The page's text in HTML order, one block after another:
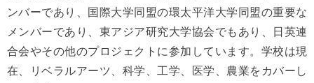
ンバーであり、国際大学同盟の環太平洋大学同盟の重要な
メンバーであり、東アジア研究大学協会でもあり、日英連
合会やその他のプロジェクトに参加しています。学校は現
在、リベラルアーツ、科学、工学、医学、農業をカバーし